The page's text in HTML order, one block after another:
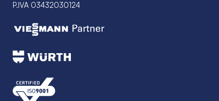
P.IVA 03432030124